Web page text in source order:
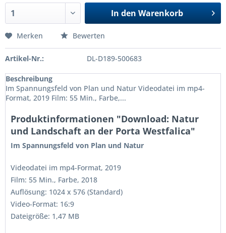
In den Warenkorb
Merken Bewerten
Artikel-Nr.: DL-D189-500683
Beschreibung
Im Spannungsfeld von Plan und Natur Videodatei im mp4-
Format, 2019 Film: 55 Min., Farbe,...
Produktinformationen "Download: Natur
und Landschaft an der Porta Westfalica"
Im Spannungsfeld von Plan und Natur
Videodatei im mp4-Format, 2019
Film: 55 Min., Farbe, 2018
Auflösung: 1024 x 576 (Standard)
Video-Format: 16:9
Dateigröße: 1,47 MB